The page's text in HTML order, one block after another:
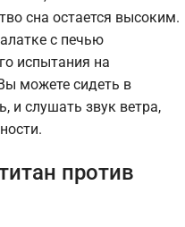
сна остается высоким.
с печью
испытания на
можете сидеть в
и слушать звук ветра,
против